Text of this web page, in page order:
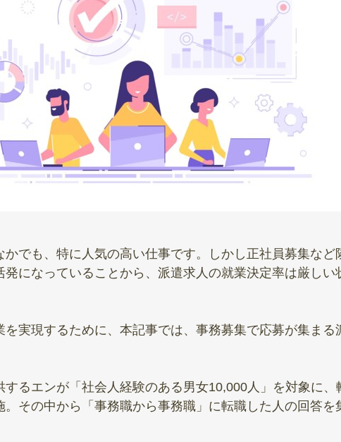
でも、特に人気の高い仕事です。しかし正社員募集など
になっていることから、派遣求人の就業決定率は厳しい
を実現するために、本記事では、事務募集で応募が集まる
るエンが「社会人経験のある男女10,000人」を対象に、
。その中から「事務職から事務職」に転職した人の回答を